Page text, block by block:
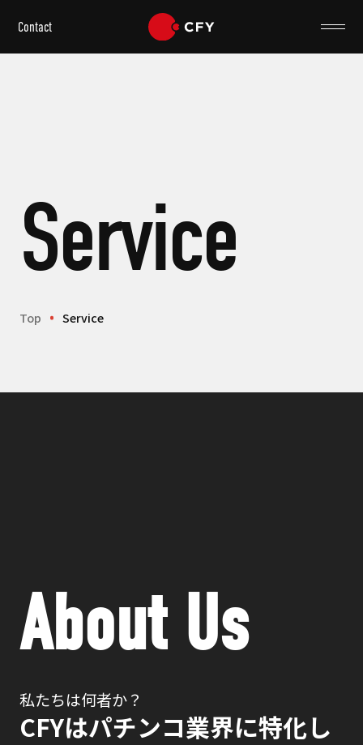
Contact
Service
Top Service
About Us
私たちは何者か？
CFYはパチンコ業界に特化し